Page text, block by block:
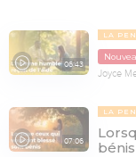
06:43
LA
Joyce
07:06
LA
bénis